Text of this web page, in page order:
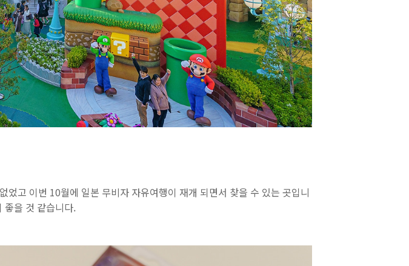
고 이번 10월에 일본 무비자 자유여행이 재개 되면서 찾을 수 있는 곳입니
좋을 것 같습니다.